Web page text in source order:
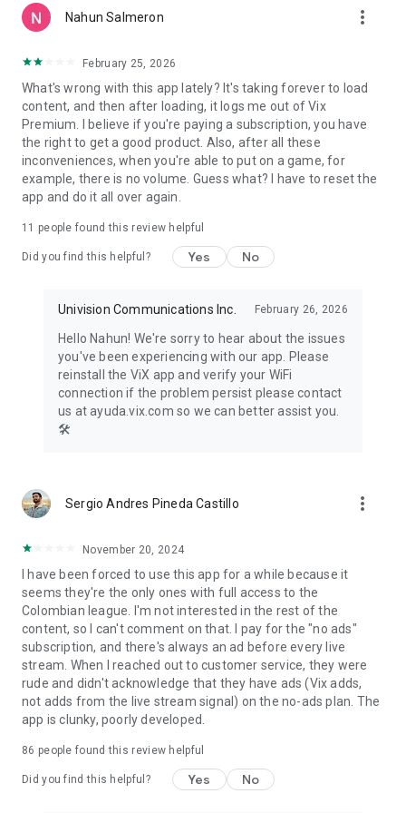
español.
• Acceso a galas, nominaciones y eliminaciones
• Disponible solo para usuarios ViX Premium en México
Después de la FIFA World Cup 2026™, llega el esperado
estreno de La Casa de los Famosos México Temporada 4.
Y esto es solo el comienzo. Después de vivir la emoción del
Mundial, en ViX llega una nueva temporada llena de los
mejores deportes y estrenos exclusivos.
Si te quedaste con ganas de más fútbol, regresa la Liga MX
disfrutando toda la pasión del fútbol mexicano. Además,
continúa la emoción con los equipos de la AFA, para que no te
pierdas los mejores encuentros del fútbol argentino.
MLB con los mejores juegos, los equipos más importantes y
Además, disfruta de los mejores Originales de ViX, con
estrenos como Hotel Todo Incluido, Chávez vs. Chávez,
Mujeres Asesinas y De Viaje con los Derbez.
En ViX, la emoción nunca termina
¿Qué esperas?
La disponibilidad de contenido, deportes y funciones puede
variar según la región.
Nahun Salmeron more_vert
February 25, 2026
What's wrong with this app lately? It's taking forever to load
content, and then after loading, it logs me out of Vix
Premium. I believe if you're paying a subscription, you have
the right to get a good product. Also, after all these
inconveniences, when you're able to put on a game, for
example, there is no volume. Guess what? I have to reset the
app and do it all over again.
11 people found this review helpful
Did you find this helpful? Yes No
Univision Communications Inc. February 26, 2026
Hello Nahun! We're sorry to hear about the issues
you've been experiencing with our app. Please
reinstall the ViX app and verify your WiFi
connection if the problem persist please contact
us at ayuda.vix.com so we can better assist you.
🛠️
Sergio Andres Pineda Castillo more_vert
November 20, 2024
I have been forced to use this app for a while because it
seems they're the only ones with full access to the
Colombian league. I'm not interested in the rest of the
content, so I can't comment on that. I pay for the "no ads"
subscription, and there's always an ad before every live
stream. When I reached out to customer service, they were
rude and didn't acknowledge that they have ads (Vix adds,
not adds from the live stream signal) on the no-ads plan. The
app is clunky, poorly developed.
86 people found this review helpful
Did you find this helpful? Yes No